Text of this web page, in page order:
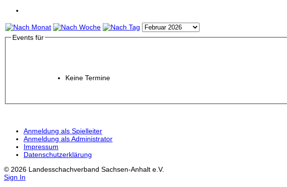
Events für
Keine Termine
Anmeldung als Spielleiter
Anmeldung als Administrator
Impressum
Datenschutzerklärung
© 2026 Landesschachverband Sachsen-Anhalt e.V.
Sign In